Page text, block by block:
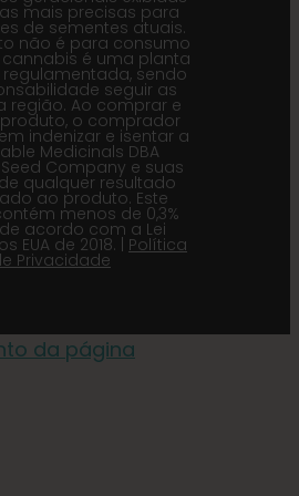
mais precisas para
de sementes atuais.
não é para consumo
cannabis é uma planta
sendo
seguir as
região. Ao comprar e
o comprador
indenizar e isentar a
Medicinals DBA
Company e suas
qualquer resultado
ao produto. Este
menos de 0,3%
de acordo com a Lei
EUA de 2018. | Política
Privacidade
da página